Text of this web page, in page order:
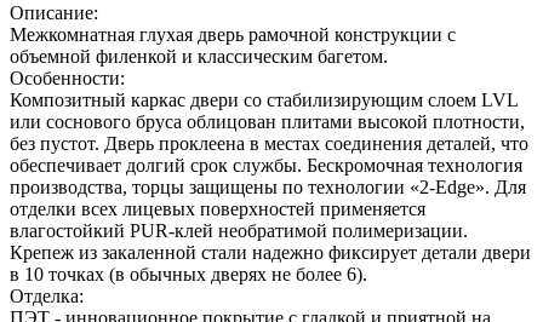
Описание:
Межкомнатная глухая дверь рамочной конструкции с
объемной филенкой и классическим багетом.
Особенности:
Композитный каркас двери со стабилизирующим слоем LVL
или соснового бруса облицован плитами высокой плотности,
без пустот. Дверь проклеена в местах соединения деталей, что
обеспечивает долгий срок службы. Бескромочная технология
производства, торцы защищены по технологии «2-Edge». Для
отделки всех лицевых поверхностей применяется
влагостойкий PUR-клей необратимой полимеризации.
Крепеж из закаленной стали надежно фиксирует детали двери
в 10 точках (в обычных дверях не более 6).
Отделка:
ПЭТ - инновационное покрытие c гладкой и приятной на